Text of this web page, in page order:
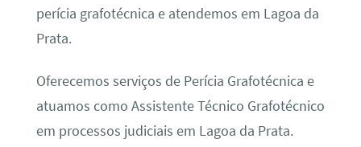
perícia grafotécnica e atendemos em Lagoa da
Prata.
Oferecemos serviços de Perícia Grafotécnica e
atuamos como Assistente Técnico Grafotécnico
em processos judiciais em Lagoa da Prata.